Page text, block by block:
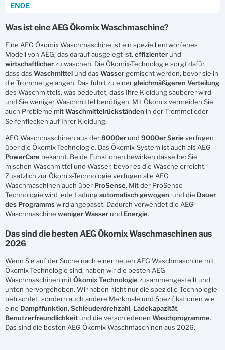
EN0E
Was ist eine AEG Ökomix Waschmaschine?
Eine AEG Ökomix Waschmaschine ist ein speziell entworfenes
Modell von AEG, das darauf ausgelegt ist, effizienter und
wirtschaftlicherzu waschen. Die Ökomix-Technologie sorgt dafür,
dass das Waschmittel und das Wasser gemischt werden, bevor sie in
die Trommel gelangen. Das führt zu einergleichmäßigeren Verteilung
des Waschmittels, was bedeutet, dass Ihre Kleidung sauberer wird
und Sie weniger Waschmittel benötigen. Mit Ökomix vermeiden Sie
auch Probleme mitWaschmittelrückständen in der Trommel oder
Seifenflecken auf Ihrer Kleidung.
AEG Waschmaschinen aus der8000er und 9000erSerieverfügen
über die Ökomix-Technologie. Das Ökomix-System ist auch als AEG
PowerCare bekannt. Beide Funktionen bewirken dasselbe: Sie
mischen Waschmittel und Wasser, bevor es die Wäsche erreicht.
Zusätzlich zur Ökomix-Technologie verfügen alle AEG
Waschmaschinen auch über ProSense. Mit der ProSense-
Technologie wird jede Ladungautomatisch gewogen, und die Dauer
des Programmswird angepasst. Dadurch verwendet die AEG
Waschmaschine wenigerWasser und Energie.
Das sind die besten AEG Ökomix Waschmaschinen aus
2026
Wenn Sie auf der Suche nach einer neuen AEG Waschmaschine mit
Ökomix-Technologie sind, haben wir die besten AEG
Waschmaschinen mitÖkomixTechnologiezusammengestellt und
unten hervorgehoben. Wir haben nicht nur die spezielle Technologie
betrachtet, sondern auch andere Merkmale und Spezifikationen wie
eine Dampffunktion, Schleuderdrehzahl, Ladekapazität,
Benutzerfreundlichkeit und die verschiedenen Waschprogramme.
Das sind die besten AEG Ökomix Waschmaschinen aus 2026.